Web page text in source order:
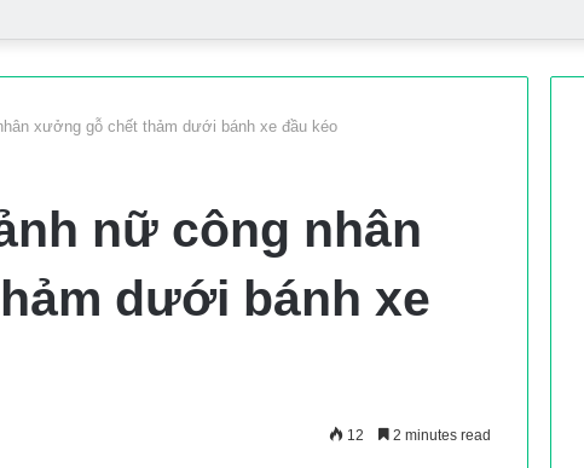
xưởng gỗ chết thảm dưới bánh xe đầu kéo
nữ công nhân
dưới bánh xe
12 2 minutes read